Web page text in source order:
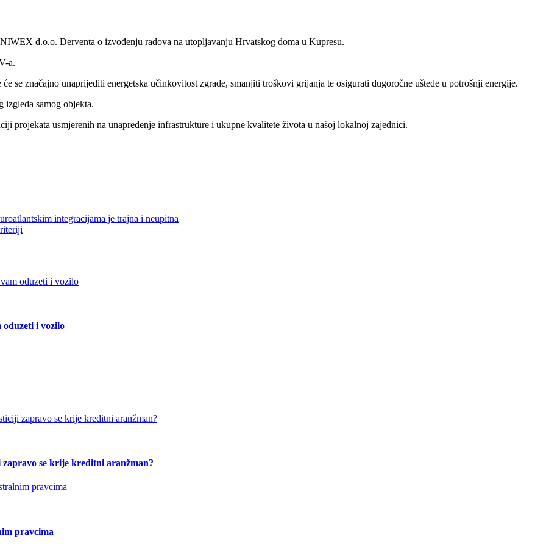
d.o.o. Derventa o izvođenju radova na utopljavanju Hrvatskog doma u Kupresu.
a.
se značajno unaprijediti energetska učinkovitost zgrade, smanjiti troškovi grijanja te osigurati dugoročne uštede u potrošnji energije.
izgleda samog objekta.
projekata usmjerenih na unapređenje infrastrukture i ukupne kvalitete života u našoj lokalnoj zajednici.
integracijama je trajna i neupitna
oduzeti i vozilo
se krije kreditni aranžman?
pravcima